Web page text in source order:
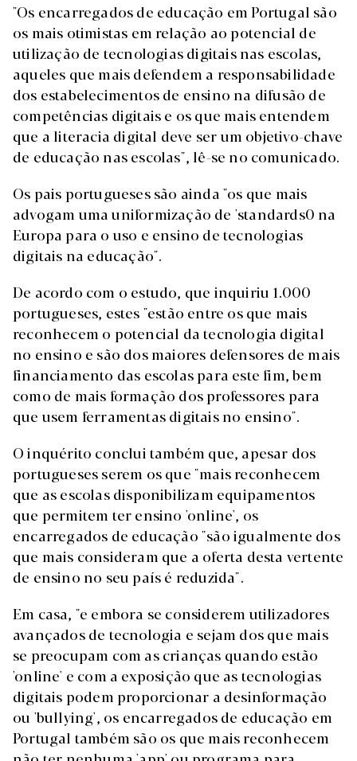
"Os encarregados de educação em Portugal são
os mais otimistas em relação ao potencial de
utilização de tecnologias digitais nas escolas,
aqueles que mais defendem a responsabilidade
dos estabelecimentos de ensino na difusão de
competências digitais e os que mais entendem
que a literacia digital deve ser um objetivo-chave
de educação nas escolas", lê-se no comunicado.
Os pais portugueses são ainda "os que mais
advogam uma uniformização de 'standards0 na
Europa para o uso e ensino de tecnologias
digitais na educação".
De acordo com o estudo, que inquiriu 1.000
portugueses, estes "estão entre os que mais
reconhecem o potencial da tecnologia digital
no ensino e são dos maiores defensores de mais
financiamento das escolas para este fim, bem
como de mais formação dos professores para
que usem ferramentas digitais no ensino".
O inquérito conclui também que, apesar dos
portugueses serem os que "mais reconhecem
que as escolas disponibilizam equipamentos
que permitem ter ensino 'online', os
encarregados de educação "são igualmente dos
que mais consideram que a oferta desta vertente
de ensino no seu país é reduzida".
Em casa, "e embora se considerem utilizadores
avançados de tecnologia e sejam dos que mais
se preocupam com as crianças quando estão
'online' e com a exposição que as tecnologias
digitais podem proporcionar a desinformação
ou 'bullying', os encarregados de educação em
Portugal também são os que mais reconhecem